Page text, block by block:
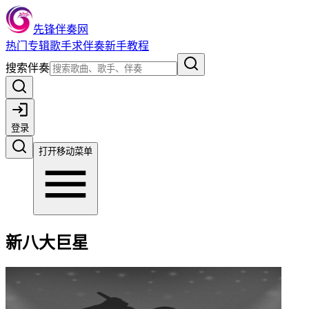
先锋伴奏网
热门 专辑歌手求伴奏新手教程
搜索伴奏
登录
打开移动菜单
新八大巨星